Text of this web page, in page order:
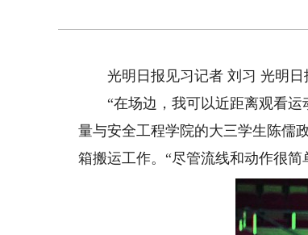
光明日报见习记者 刘习 光明日
“在场边，我可以近距离观看运
量与安全工程学院的大三学生陈儒
箱搬运工作。“尽管流线和动作很简